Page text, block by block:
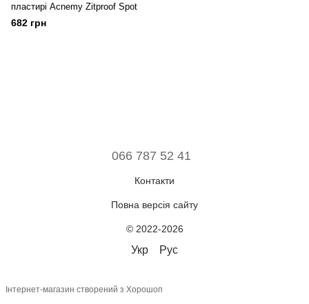
пластирі Acnemy Zitproof Spot
682 грн
066 787 52 41
Контакти
Повна версія сайту
© 2022-2026
Укр Рус
Інтернет-магазин створений з Хорошоп